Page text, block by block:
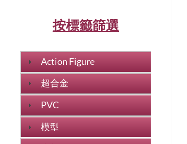
按標籤篩選
Action Figure
超合金
PVC
模型